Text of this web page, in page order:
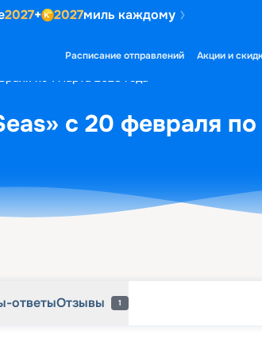
2027+ 2027миль каждому
Расписание отправлений Акции и
по 1 марта 2028 года
с 20 февраля по
ответыОтзывы 1